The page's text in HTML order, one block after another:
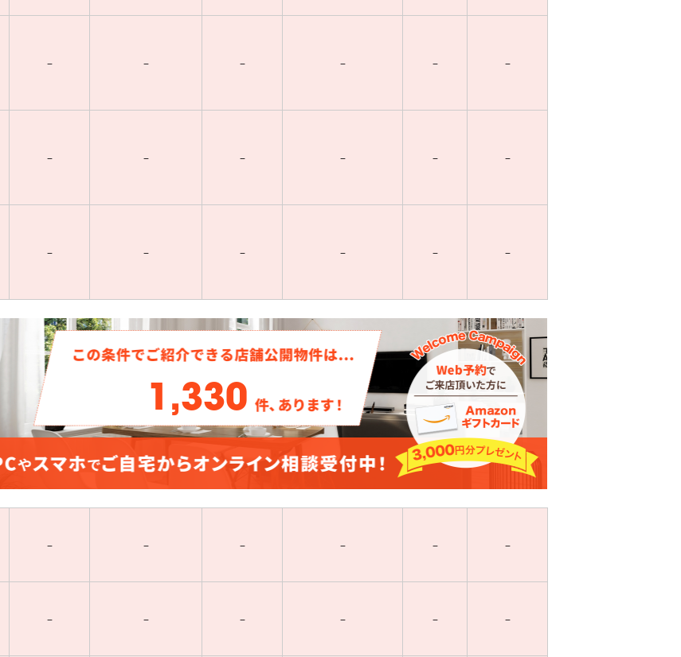
– – – – – –
– – – – – –
– – – – – –
1,330
– – – – – –
– – – – – –